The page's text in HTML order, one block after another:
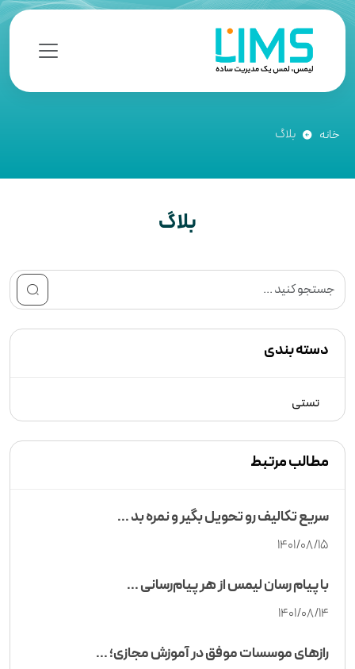
خانه بلاگ
بلاگ
دسته بندی
تستی
مطالب مرتبط
سریع تکالیف رو تحویل بگیر و نمره بد ...
1401/08/15
با پیام رسان لیمس از هر پیام‌رسانی ...
1401/08/14
رازهای موسسات موفق در آموزش مجازی؛ ...